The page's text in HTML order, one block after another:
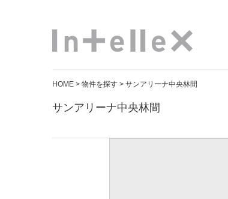
HOME > 物件を探す > サンアリーナ中央林間
サンアリーナ中央林間